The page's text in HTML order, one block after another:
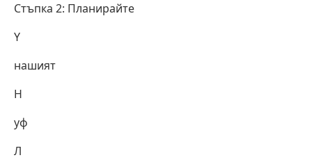
Стъпка 2: Планирайте
Y
нашият
Н
уф
Л